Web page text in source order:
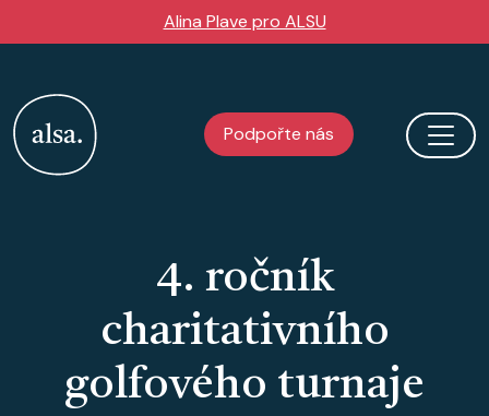
Přejít k hlavnímu obsahuAlina Plave pro ALSU
Podpořte nás
4. ročník
charitativního
golfového turnaje